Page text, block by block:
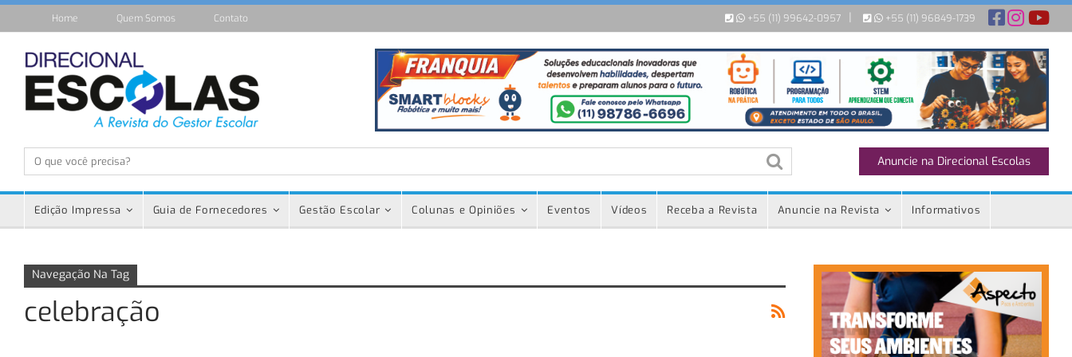
+55 (11) 99642-0957 +55 (11) 96849-1739
Home Quem Somos Contato
Anuncie na Direcional Escolas
Edição Impressa Guia de Fornecedores Gestão Escolar Colunas e Opiniões Eventos Vídeos Receba a Revista Anuncie na Revista Informativos
Navegação Na Tag
celebração